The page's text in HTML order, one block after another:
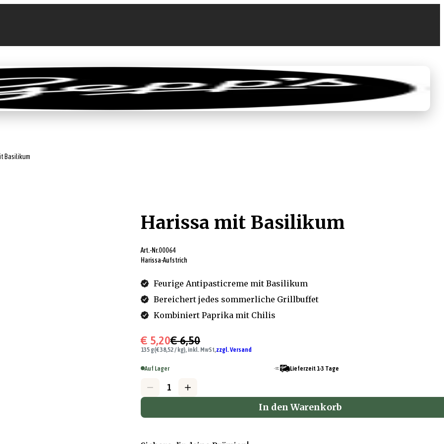
Feinkost-Abo Firmenkunden Sale € 0,00
Basilikum
Harissa mit Basilikum
Art.-Nr.00064
Harissa-Aufstrich
Feurige Antipasticreme mit Basilikum
Bereichert jedes sommerliche Grillbuffet
Kombiniert Paprika mit Chilis
€ 5,20€ 6,50
135 g(€ 38,52 / kg), inkl. MwSt,zzgl. Versand
Auf Lager Lieferzeit 1-3 Tage
In den Warenkorb